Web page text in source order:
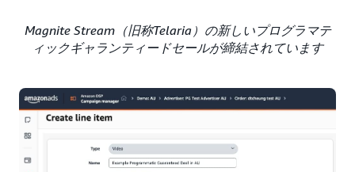
Magnite Stream（旧称Telaria）の新しいプログラマテ
ィックギャランティードセールが締結されています